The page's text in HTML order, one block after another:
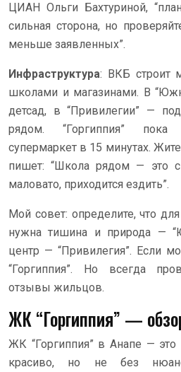
ЦИАН Ольги Бахтуриной,
сильная сторона, но
меньше заявленных”.
Инфраструктура: ВКБ строит
школами и магазинами. В
детсад, в “Привилегии” —
рядом. “Горгиппия” пока
супермаркет в 15 минутах.
пишет: “Школа рядом — это
маловато, приходится ездить”.
Мой совет: определите, что
нужна тишина и природа —
центр — “Привилегия”. Если
“Горгиппия”. Но всегда
отзывы жильцов.
ЖК “Горгиппия” —
ЖК “Горгиппия” в Анапе —
красиво, но не без